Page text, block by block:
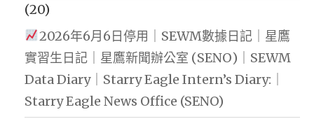
(20)
2026年6月6日停用｜SEWM數據日記｜星鷹
實習生日記｜星鷹新聞辦公室 (SENO)｜SEWM
Data Diary｜Starry Eagle Intern’s Diary:｜
Starry Eagle News Office (SENO)